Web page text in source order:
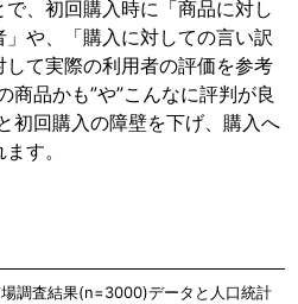
、初回購入時に「商品に対し
や、「購入に対しての言い訳
て実際の利用者の評価を参考
商品かも”や”こんなに評判が良
初回購入の障壁を下げ、購入へ
す。
調査結果(n=3000)データと人口統計